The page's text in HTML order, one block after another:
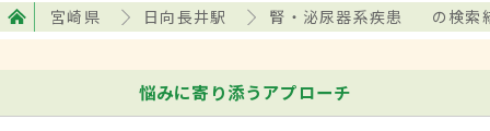
宮崎県 日向長井駅 腎・泌尿器系疾患 の検索
悩みに寄り添うアプローチ